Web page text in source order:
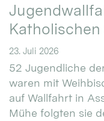
23. Juli 2026
52 Jugendliche
waren mit
auf Wallfahrt in
Mühe folgten sie